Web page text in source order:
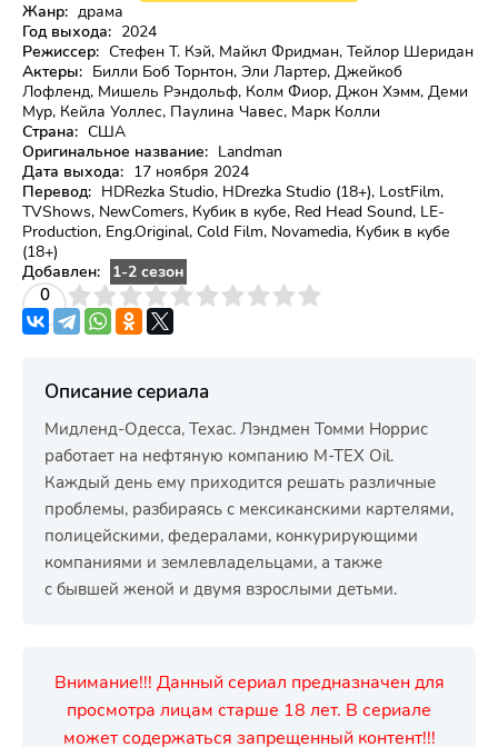
Жанр: драма
Год выхода: 2024
Режиссер: Стефен Т. Кэй, Майкл Фридман, Тейлор Шеридан
Актеры: Билли Боб Торнтон, Эли Лартер, Джейкоб
Лофленд, Мишель Рэндольф, Колм Фиор, Джон Хэмм, Деми
Мур, Кейла Уоллес, Паулина Чавес, Марк Колли
Страна: США
Оригинальное название: Landman
Дата выхода: 17 ноября 2024
Перевод: HDRezka Studio, HDrezka Studio (18+), LostFilm,
TVShows, NewComers, Кубик в кубе, Red Head Sound, LE-
Production, Eng.Original, Cold Film, Novamedia, Кубик в кубе
(18+)
Добавлен:
1-2 сезон
0
4 5 6 7 8 9 10
Описание сериала
Мидленд-Одесса, Техас. Лэндмен Томми Норрис
работает на нефтяную компанию M-TEX Oil.
Каждый день ему приходится решать различные
проблемы, разбираясь с мексиканскими картелями,
полицейскими, федералами, конкурирующими
компаниями и землевладельцами, а также
с бывшей женой и двумя взрослыми детьми.
Внимание!!! Данный сериал предназначен для
просмотра лицам старше 18 лет. В сериале
может содержаться запрещенный контент!!!